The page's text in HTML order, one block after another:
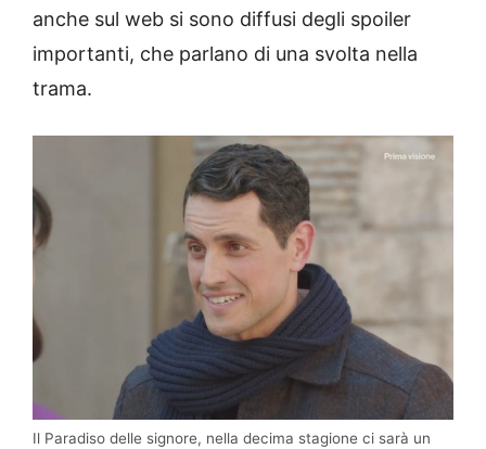
anche sul web si sono diffusi degli spoiler
importanti, che parlano di una svolta nella
trama.
Il Paradiso delle signore, nella decima stagione ci sarà un